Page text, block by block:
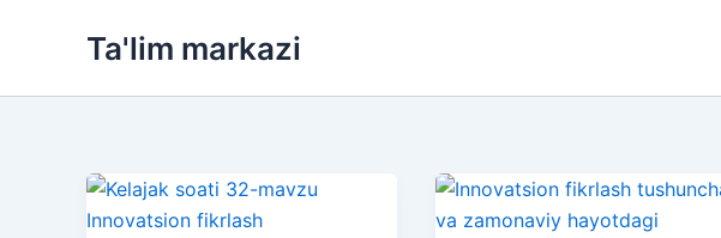
Ta'lim markazi